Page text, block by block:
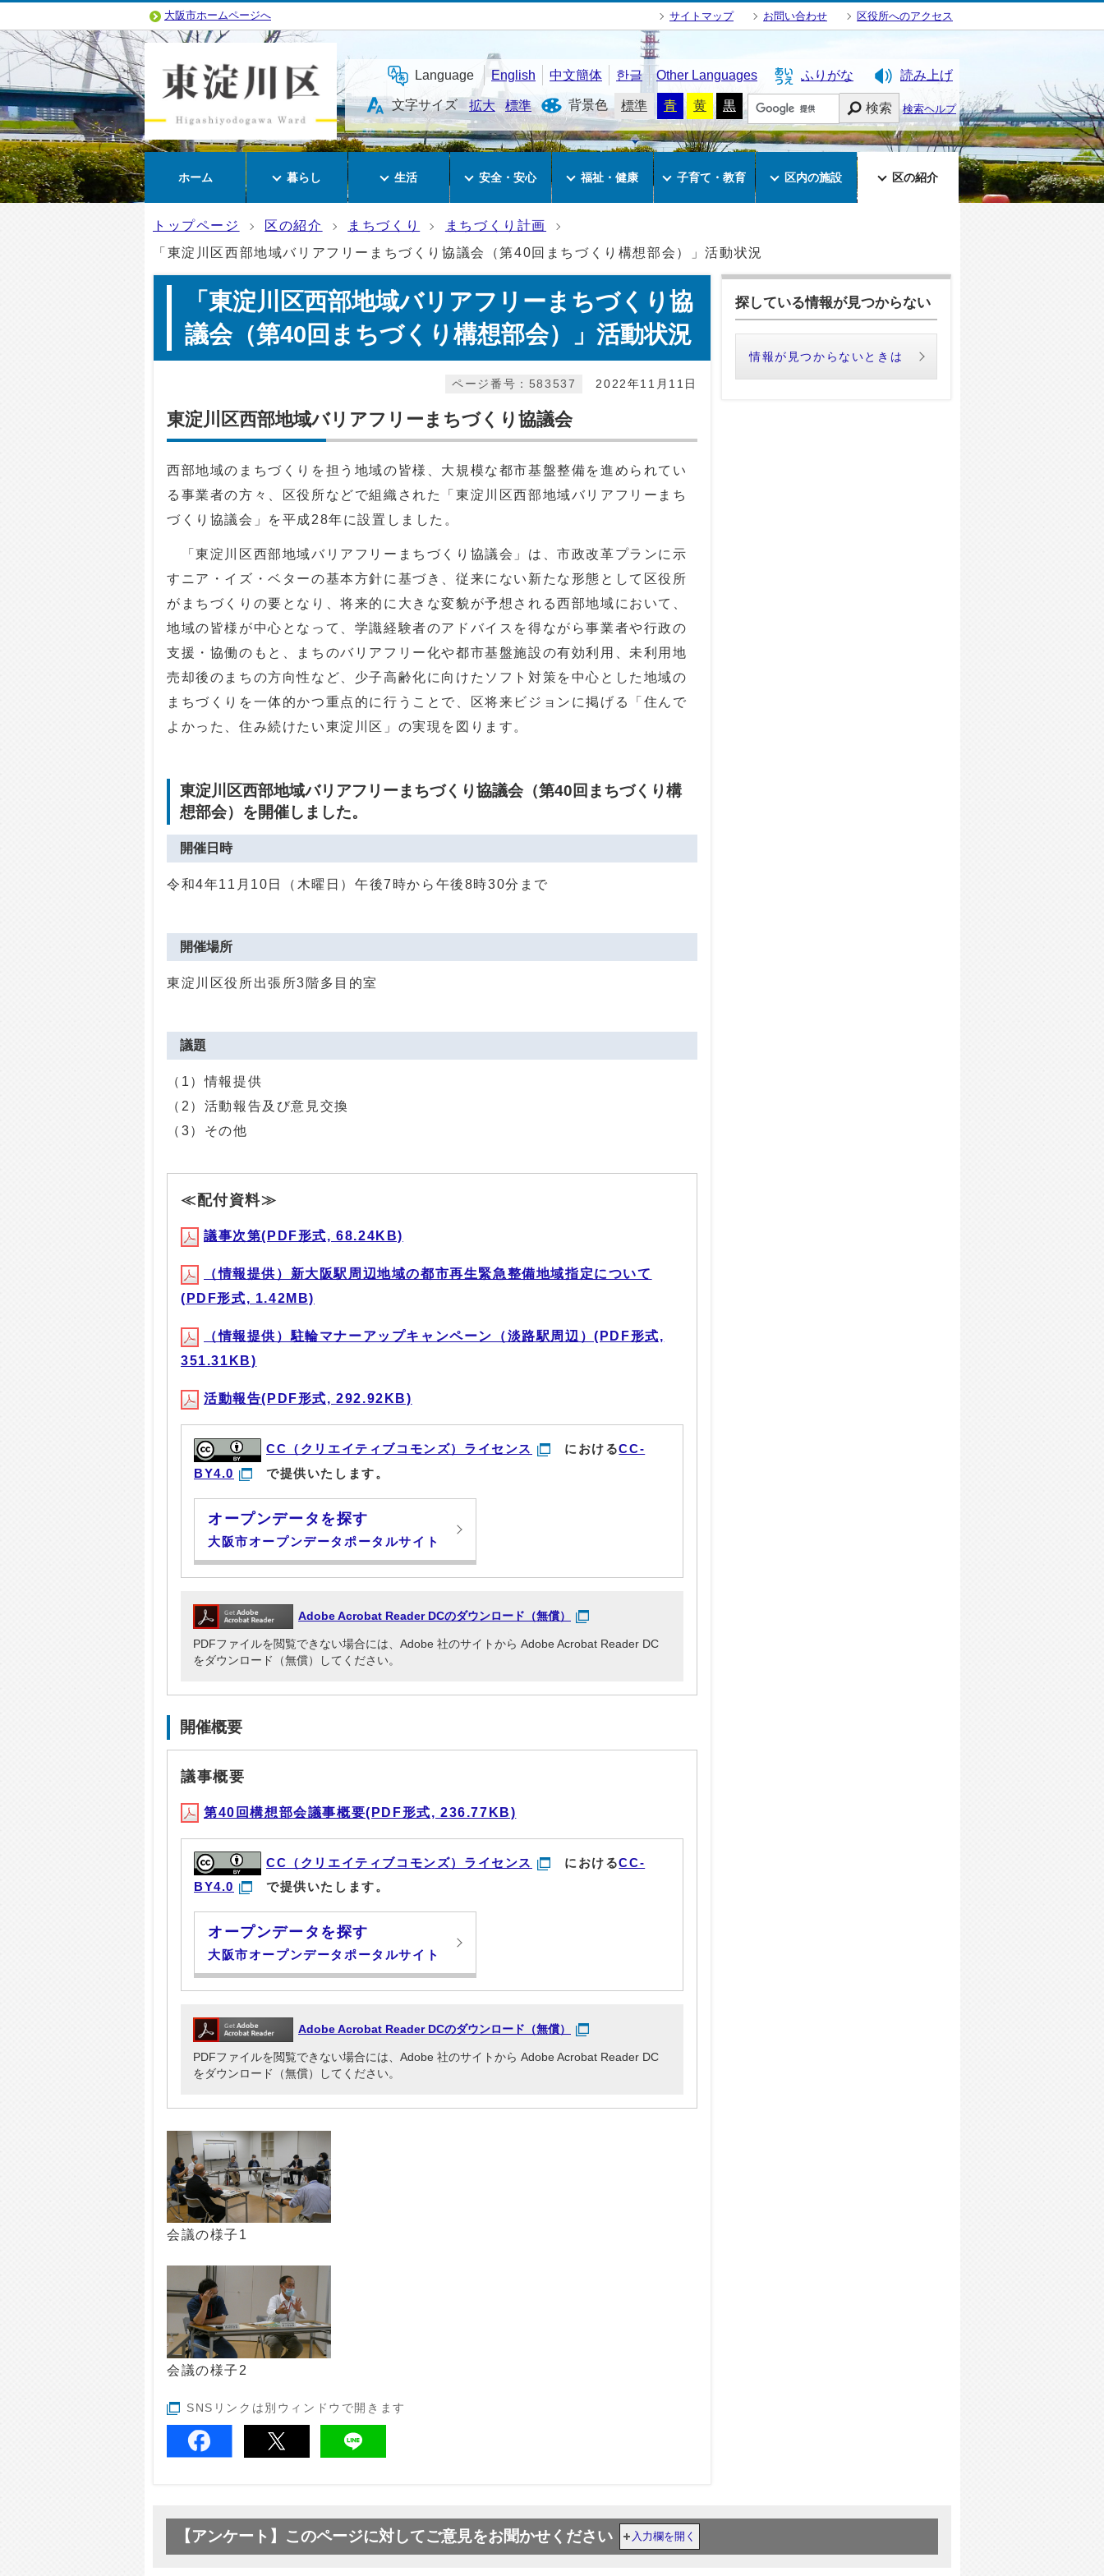
大阪市ホームページへ サイトマップ お問い合わせ 区役所へのアクセス
Language English 中文簡体 한글 Other Languages ふりがな 読み上げ
文字サイズ 拡大 標準 背景色 標準 青 黄 黒 検索 検索ヘルプ
ホーム 暮らし 生活 安全・安心 福祉・健康 子育て・教育 区内の施設 区の紹介
トップページ 区の紹介 まちづくり
まちづくり計画
「東淀川区西部地域バリアフリーまちづくり協議会（第40回まちづくり構想部会）」活動状況
「東淀川区西部地域バリアフリーまちづくり協
議会（第40回まちづくり構想部会）」活動状況
2022年11月11日
ページ番号：583537
東淀川区西部地域バリアフリーまちづくり協議会
西部地域のまちづくりを担う地域の皆様、大規模な都市基盤整備を進められてい
る事業者の方々、区役所などで組織された「東淀川区西部地域バリアフリーまち
づくり協議会」を平成28年に設置しました。
「東淀川区西部地域バリアフリーまちづくり協議会」は、市政改革プランに示
すニア・イズ・ベターの基本方針に基づき、従来にない新たな形態として区役所
がまちづくりの要となり、将来的に大きな変貌が予想される西部地域において、
地域の皆様が中心となって、学識経験者のアドバイスを得ながら事業者や行政の
支援・協働のもと、まちのバリアフリー化や都市基盤施設の有効利用、未利用地
売却後のまちの方向性など、少子高齢化に向けたソフト対策を中心とした地域の
まちづくりを一体的かつ重点的に行うことで、区将来ビジョンに掲げる「住んで
よかった、住み続けたい東淀川区」の実現を図ります。
東淀川区西部地域バリアフリーまちづくり協議会（第40回まちづくり構
想部会）を開催しました。
開催日時
令和4年11月10日（木曜日）午後7時から午後8時30分まで
開催場所
東淀川区役所出張所3階多目的室
議題
（1）情報提供
（2）活動報告及び意見交換
（3）その他
≪配付資料≫
議事次第(PDF形式, 68.24KB)
（情報提供）新大阪駅周辺地域の都市再生緊急整備地域指定について
(PDF形式, 1.42MB)
（情報提供）駐輪マナーアップキャンペーン（淡路駅周辺）(PDF形式,
351.31KB)
活動報告(PDF形式, 292.92KB)
CC（クリエイティブコモンズ）ライセンス におけるCC-
BY4.0
で提供いたします。
オープンデータを探す
大阪市オープンデータポータルサイト
Adobe Acrobat Reader DCのダウンロード（無償）
PDFファイルを閲覧できない場合には、Adobe 社のサイトから Adobe Acrobat Reader DC
をダウンロード（無償）してください。
開催概要
議事概要
第40回構想部会議事概要(PDF形式, 236.77KB)
CC（クリエイティブコモンズ）ライセンス におけるCC-
BY4.0
で提供いたします。
オープンデータを探す
大阪市オープンデータポータルサイト
Adobe Acrobat Reader DCのダウンロード（無償）
PDFファイルを閲覧できない場合には、Adobe 社のサイトから Adobe Acrobat Reader DC
をダウンロード（無償）してください。
会議の様子1
会議の様子2
SNSリンクは別ウィンドウで開きます
探している情報が見つからない
情報が見つからないときは
【アンケート】このページに対してご意見をお聞かせください 入力欄を開く